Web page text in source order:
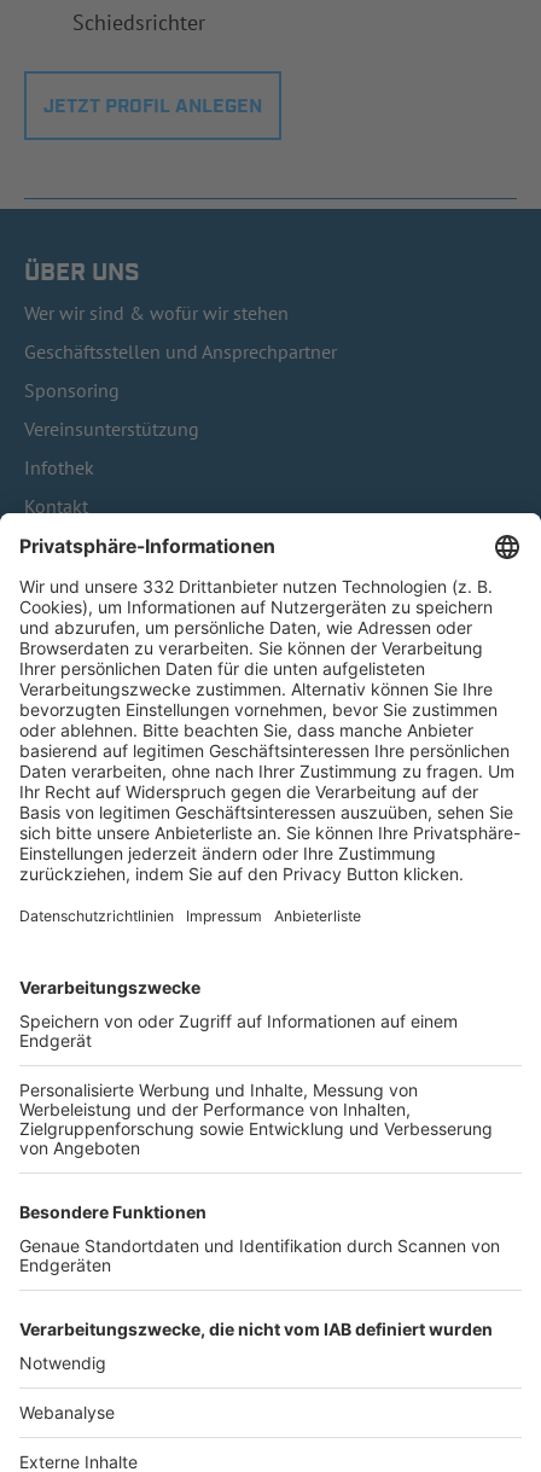
Schiedsrichter
JETZT PROFIL ANLEGEN
ÜBER UNS
Wer wir sind & wofür wir stehen
Geschäftsstellen und Ansprechpartner
Sponsoring
Vereinsunterstützung
Infothek
Kontakt
HÄUFIG BESUCHTE SEITEN
Pässe und Vereinswechsel
Trainerausbildung
Schulungsangebot Vereinsmitarbeiter
BFV-Geschäftsstellen
Trainerbörse
Login SpielPlus
FOLGE DEM BFV
TOP-VEREINE
TOP-PARTNER
Nutzungsbedingungen Datenschutz Impressum